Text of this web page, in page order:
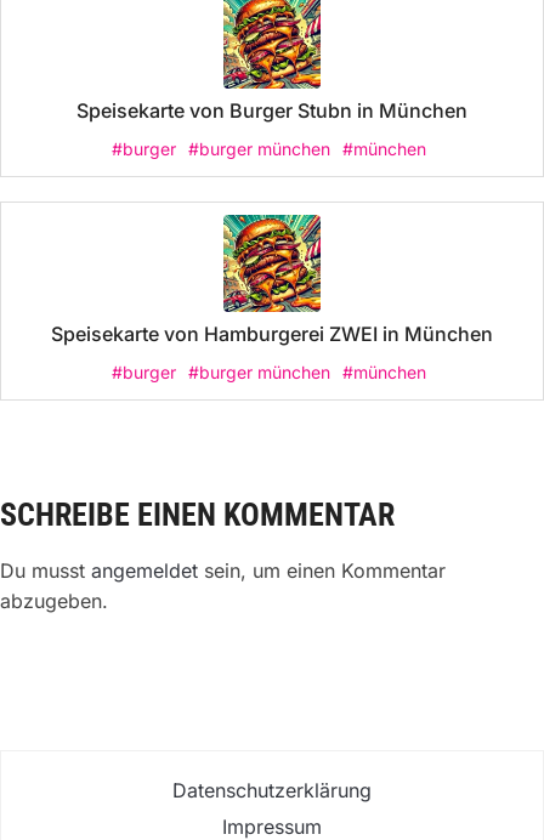
Speisekarte von Burger Stubn in München
#burger #burger münchen #münchen
Speisekarte von Hamburgerei ZWEI in München
#burger #burger münchen #münchen
SCHREIBE EINEN KOMMENTAR
Du musst angemeldet sein, um einen Kommentar
abzugeben.
Datenschutzerklärung
Impressum